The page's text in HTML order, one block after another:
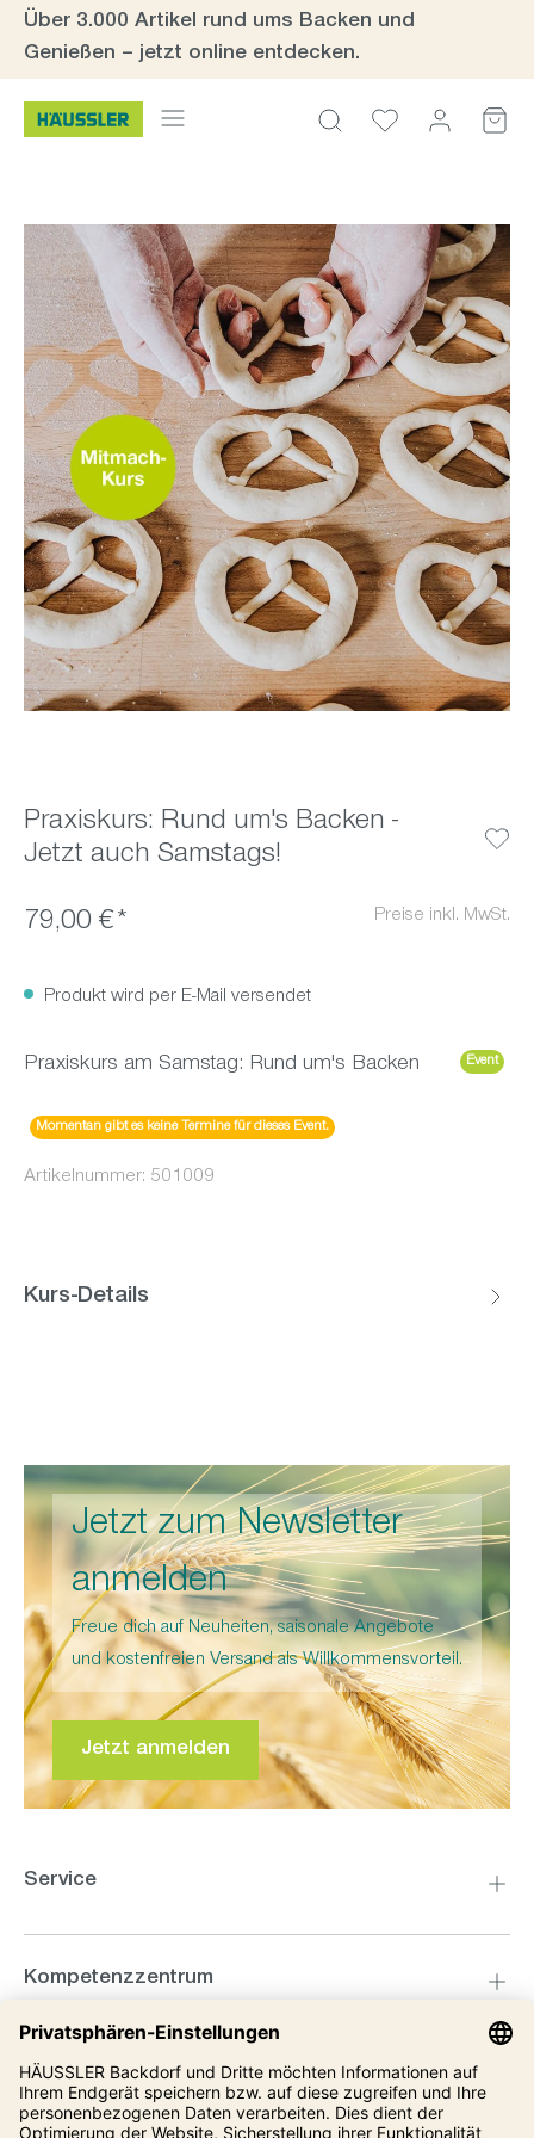
Zum Hauptinhalt springen
Über 3.000 Artikel rund ums Backen und
Genießen – jetzt online entdecken.
Bildergalerie überspringen
Praxiskurs: Rund um's Backen -
Jetzt auch Samstags!
79,00 €* Preise inkl. MwSt.
Produkt wird per E-Mail versendet
Praxiskurs am Samstag: Rund um's Backen Event
Momentan gibt es keine Termine für dieses Event.
Artikelnummer: 501009
Kurs-Details
Jetzt zum Newsletter
anmelden
Freue dich auf Neuheiten, saisonale Angebote
und kostenfreien Versand als Willkommensvorteil.
Jetzt anmelden
Service
Kompetenzzentrum
Informationen